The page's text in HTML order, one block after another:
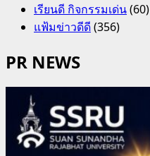
เรียนดี กิจกรรมเด่น(60)
แฟ้มข่าวดีดี(356)
PR NEWS